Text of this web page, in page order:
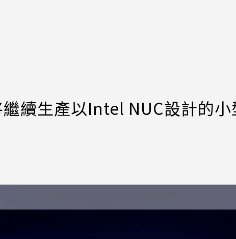
續生產以Intel NUC設計的